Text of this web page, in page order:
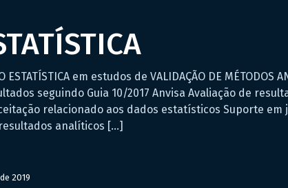
em estudos de VALIDAÇÃO DE MÉTODOS
seguindo Guia 10/2017 Anvisa Avaliação de
relacionado aos dados estatísticos Suporte
analíticos […]
2019